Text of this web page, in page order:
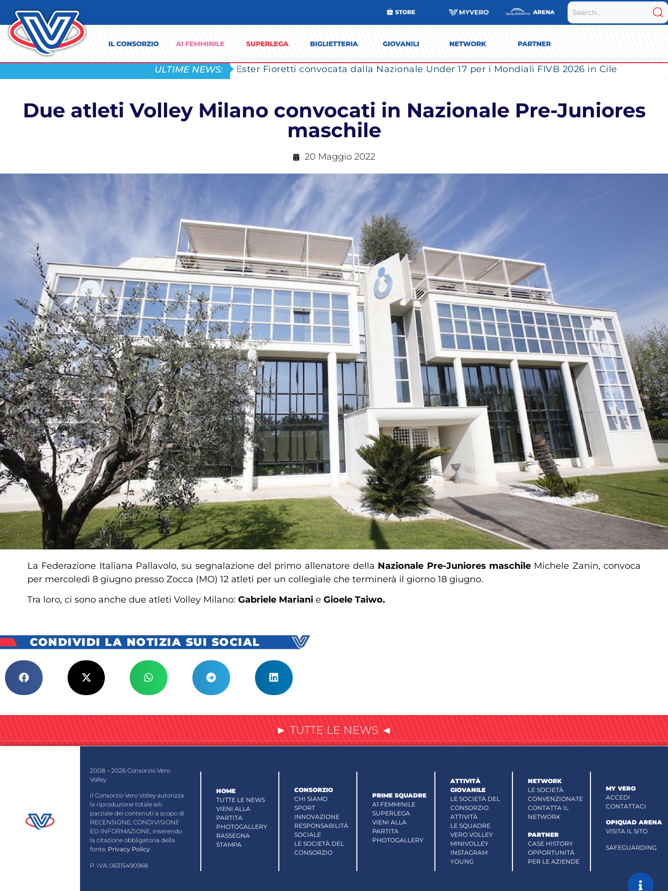
ULTIME NEWS: Ester Fioretti convocata dalla Nazionale Under 17 per i Mondiali FIVB 2026 in Cile
Due atleti Volley Milano convocati in Nazionale Pre-Juniores
maschile
20 Maggio 2022
La Federazione Italiana Pallavolo, su segnalazione del primo allenatore della Nazionale Pre-Juniores maschile Michele Zanin, convoca
per mercoledì 8 giugno presso Zocca (MO) 12 atleti per un collegiale che terminerà il giorno 18 giugno.
Tra loro, ci sono anche due atleti Volley Milano: Gabriele Mariani e Gioele Taiwo.
CONDIVIDI LA NOTIZIA SUI SOCIAL
► TUTTE LE NEWS ◄
2008 – 2026 Consorzio Vero
Volley
Il Consorzio Vero Volley autorizza
la riproduzione totale e/o
parziale dei contenuti a scopo di
RECENSIONE, CONDIVISIONE
ED INFORMAZIONE, inserendo
la citazione obbligatoria della
fonte. Privacy Policy.
P. IVA: 06315490968
HOME
TUTTE LE NEWS
VIENI ALLA
PARTITA
PHOTOGALLERY
RASSEGNA
STAMPA
CONSORZIO
CHI SIAMO
SPORT
INNOVAZIONE
RESPONSABILITÀ
SOCIALE
LE SOCIETÀ DEL
CONSORZIO
PRIME SQUADRE
A1 FEMMINILE
SUPERLEGA
VIENI ALLA
PARTITA
PHOTOGALLERY
ATTIVITÀ
GIOVANILE
LE SOCIETÀ DEL
CONSORZIO
ATTIVITÀ
LE SQUADRE
VERO VOLLEY
MINIVOLLEY
INSTAGRAM
YOUNG
NETWORK
LE SOCIETÀ
CONVENZIONATE
CONTATTA IL
NETWORK
PARTNER
CASE HISTORY
OPPORTUNITÁ
PER LE AZIENDE
MY VERO
ACCEDI
CONTATTACI
OPIQUAD ARENA
VISITA IL SITO
SAFEGUARDING